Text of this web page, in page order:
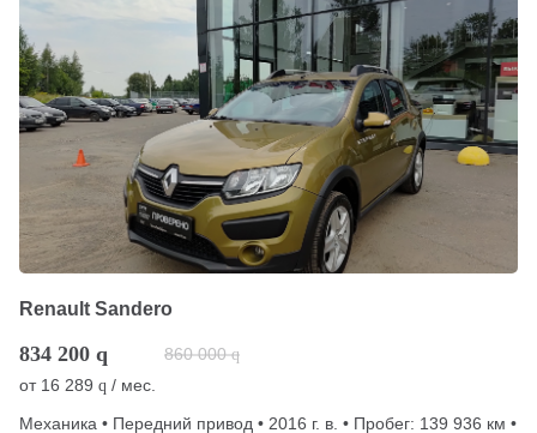
Renault Sandero
834 200 q 860 000 q
от 16 289 q / мес.
Механика • Передний привод • 2016 г. в. • Пробег: 139 936 км •